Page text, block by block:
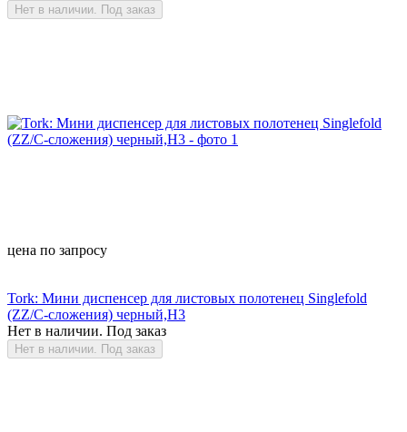
Нет в наличии. Под заказ
цена по запросу
Tork: Мини диспенсер для листовых полотенец Singlefold
(ZZ/C-сложения) черный,Н3
Нет в наличии. Под заказ
Нет в наличии. Под заказ